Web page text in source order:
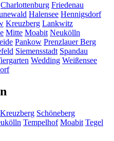
Charlottenburg Friedenau
Halensee Hennigsdorf
Kreuzberg Lankwitz
Mitte Moabit Neukölln
Pankow Prenzlauer Berg
Siemensstadt Spandau
Wedding Weißensee
Kreuzberg Schöneberg
Tempelhof Moabit Tegel